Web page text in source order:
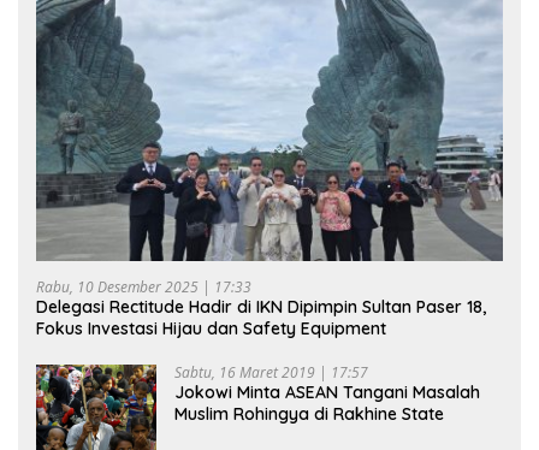
Rabu, 10 Desember 2025 | 17:33
Delegasi Rectitude Hadir di IKN Dipimpin Sultan Paser 18,
Fokus Investasi Hijau dan Safety Equipment
Sabtu, 16 Maret 2019 | 17:57
Jokowi Minta ASEAN Tangani Masalah
Muslim Rohingya di Rakhine State